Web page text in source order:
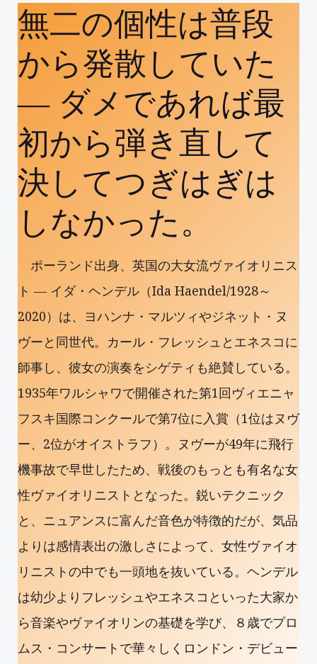
無二の個性は普段
から発散していた
― ダメであれば最
初から弾き直して
決してつぎはぎは
しなかった。
ポーランド出身、英国の大女流ヴァイオリニス
ト ― イダ・ヘンデル（Ida Haendel/1928～
2020）は、ヨハンナ・マルツィやジネット・ヌ
ヴーと同世代。カール・フレッシュとエネスコに
師事し、彼女の演奏をシゲティも絶賛している。
1935年ワルシャワで開催された第1回ヴィエニャ
フスキ国際コンクールで第7位に入賞（1位はヌヴ
ー、2位がオイストラフ）。ヌヴーが49年に飛行
機事故で早世したため、戦後のもっとも有名な女
性ヴァイオリニストとなった。鋭いテクニック
と、ニュアンスに富んだ音色が特徴的だが、気品
よりは感情表出の激しさによって、女性ヴァイオ
リニストの中でも一頭地を抜いている。ヘンデル
は幼少よりフレッシュやエネスコといった大家か
ら音楽やヴァイオリンの基礎を学び、８歳でプロ
ムス・コンサートで華々しくロンドン・デビュー